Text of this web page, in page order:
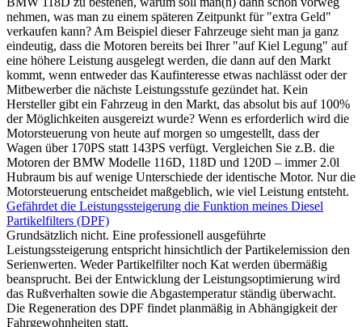
nehmen, was man zu einem späteren Zeitpunkt für "extra Geld"
verkaufen kann? Am Beispiel dieser Fahrzeuge sieht man ja ganz
eindeutig, dass die Motoren bereits bei Ihrer "auf Kiel Legung" auf
eine höhere Leistung ausgelegt werden, die dann auf den Markt
kommt, wenn entweder das Kaufinteresse etwas nachlässt oder der
Mitbewerber die nächste Leistungsstufe gezündet hat. Kein
Hersteller gibt ein Fahrzeug in den Markt, das absolut bis auf 100%
der Möglichkeiten ausgereizt wurde? Wenn es erforderlich wird die
Motorsteuerung von heute auf morgen so umgestellt, dass der
Wagen über 170PS statt 143PS verfügt. Vergleichen Sie z.B. die
Motoren der BMW Modelle 116D, 118D und 120D – immer 2.0l
Hubraum bis auf wenige Unterschiede der identische Motor. Nur die
Motorsteuerung entscheidet maßgeblich, wie viel Leistung entsteht.
Gefährdet die Leistungssteigerung die Funktion meines Diesel
Partikelfilters (DPF)
Grundsätzlich nicht. Eine professionell ausgeführte
Leistungssteigerung entspricht hinsichtlich der Partikelemission den
Serienwerten. Weder Partikelfilter noch Kat werden übermäßig
beansprucht. Bei der Entwicklung der Leistungsoptimierung wird
das Rußverhalten sowie die Abgastemperatur ständig überwacht.
Die Regeneration des DPF findet planmäßig in Abhängigkeit der
Fahrgewohnheiten statt.